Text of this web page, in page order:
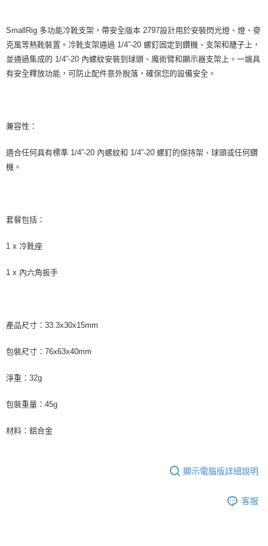
SmallRig 多功能冷靴支架，帶安全版本 2797設計用於安裝閃光燈、燈、麥
克風等熱靴裝置。冷靴支架通過 1/4”-20 螺釘固定到鑽機、支架和籠子上，
並通過集成的 1/4”-20 內螺紋安裝到球頭、魔術臂和顯示器支架上。一端具
有安全釋放功能，可防止配件意外脫落，確保您的設備安全。
兼容性：
適合任何具有標準 1/4”-20 內螺紋和 1/4”-20 螺釘的保持架、球頭或任何鑽
機。
套餐包括：
1 x 冷靴座
1 x 內六角扳手
產品尺寸：33.3x30x15mm
包裝尺寸：76x63x40mm
淨重：32g
包裝重量：45g
材料：鋁合金
顯示電腦版詳細說明
客服